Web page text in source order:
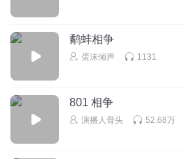
鹬蚌相争
蛋沫倾声 1131
801 相争
演播人骨头 52.68万